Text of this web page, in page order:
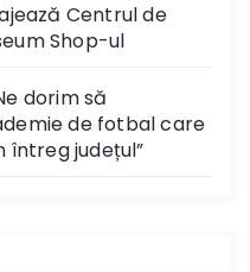
Centrul de
Shop-ul
dorim să
de fotbal care
întreg județul”